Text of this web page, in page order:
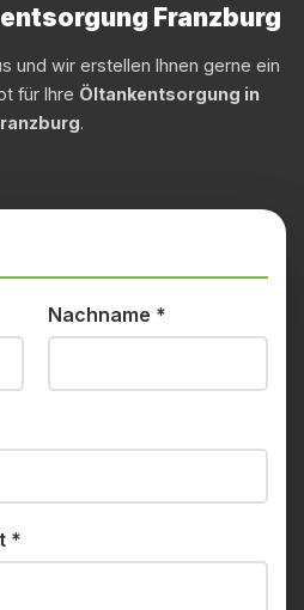
Franzburg
und wir erstellen Ihnen gerne ein
für Ihre Öltankentsorgung in
.
Nachname *
*